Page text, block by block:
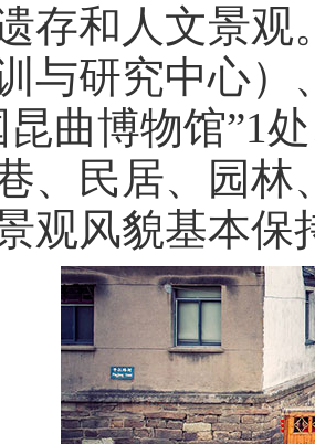
存和人文景观
与研究中心）
昆曲博物馆”1
、民居、园林
观风貌基本保